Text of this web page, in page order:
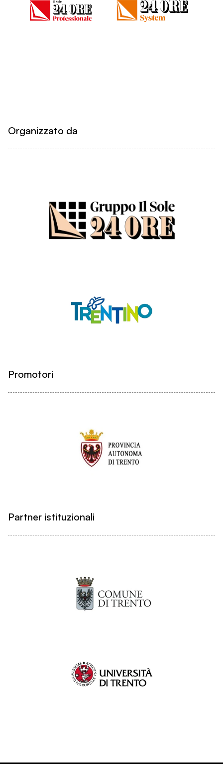
Organizzato da
Promotori
Partner istituzionali